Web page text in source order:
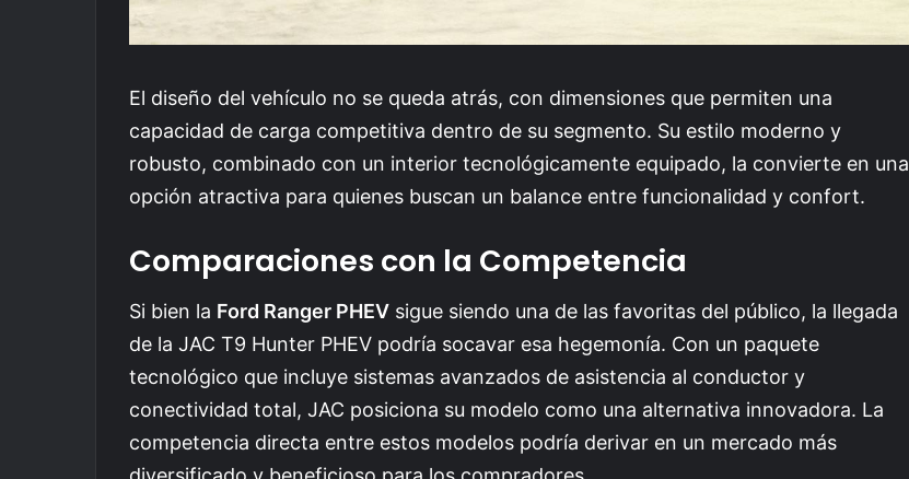
El diseño del vehículo no se queda atrás, con dimensiones que permiten una
capacidad de carga competitiva dentro de su segmento. Su estilo moderno y
robusto, combinado con un interior tecnológicamente equipado, la convierte en una
opción atractiva para quienes buscan un balance entre funcionalidad y confort.
Comparaciones con la Competencia
Si bien la Ford Ranger PHEV sigue siendo una de las favoritas del público, la llegada
de la JAC T9 Hunter PHEV podría socavar esa hegemonía. Con un paquete
tecnológico que incluye sistemas avanzados de asistencia al conductor y
conectividad total, JAC posiciona su modelo como una alternativa innovadora. La
competencia directa entre estos modelos podría derivar en un mercado más